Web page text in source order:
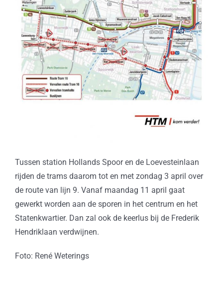
Tussen station Hollands Spoor en de Loevesteinlaan
rijden de trams daarom tot en met zondag 3 april over
de route van lijn 9. Vanaf maandag 11 april gaat
gewerkt worden aan de sporen in het centrum en het
Statenkwartier. Dan zal ook de keerlus bij de Frederik
Hendriklaan verdwijnen.
Foto: René Weterings